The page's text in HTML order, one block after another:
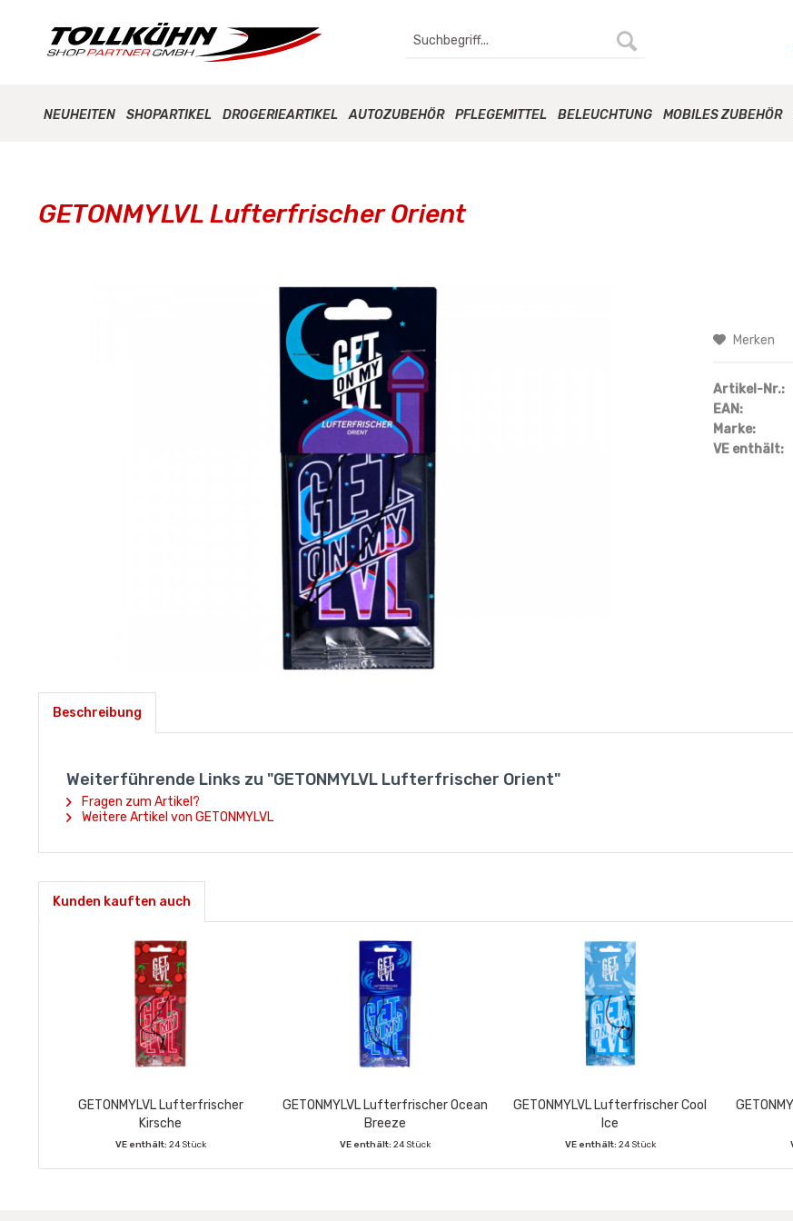
NEUHEITEN SHOPARTIKEL DROGERIEARTIKEL AUTOZUBEHÖR PFLEGEMITTEL BELEUCHTUNG MOBILES ZUBEHÖR
GETONMYLVL Lufterfrischer Orient
Merken
Artikel-Nr.:
EAN:
Marke:
VE enthält:
Beschreibung
Weiterführende Links zu "GETONMYLVL Lufterfrischer Orient"
Fragen zum Artikel?
Weitere Artikel von GETONMYLVL
Kunden kauften auch
GETONMYLVL Lufterfrischer
Kirsche
VE enthält: 24 Stück
GETONMYLVL Lufterfrischer Ocean
Breeze
VE enthält:24 Stück
GETONMYLVL Lufterfrischer Cool
Ice
VE enthält: 24 Stück